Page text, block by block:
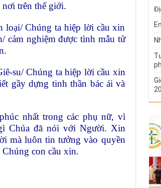
trên thế giới.
loại/ Chúng ta hiệp lời cầu xin
cảm nghiệm được tình mẫu tử
su/ Chúng ta hiệp lời cầu xin
gầy dựng tinh thần bác ái và
nhất trong các phụ nữ, vì
Chúa đã nói với Người. Xin
mà luôn tin tưởng vào quyền
con cầu xin.